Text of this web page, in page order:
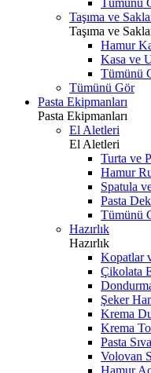
Tümünü
Taşıma ve
Taşıma ve
Hamur
Kasa ve
Tümünü
Tümünü Gör
Pasta Ekipmanları
Pasta Ekipmanları
El Aletleri
El Aletleri
Turta ve
Hamur
Spatula
Pasta
Tümünü
Hazırlık
Hazırlık
Kopatlar
Çikolata
Şeker
Krema
Krema
Pasta
Volovan
Hamur